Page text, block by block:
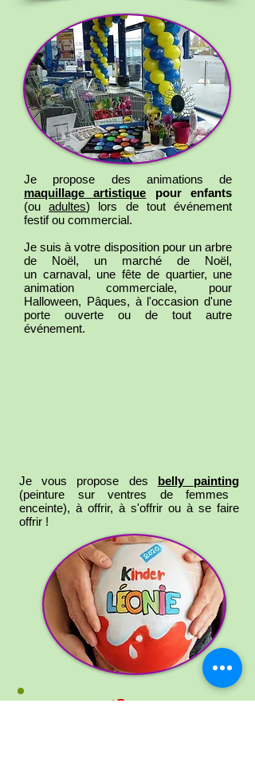
Je propose des animations de
maquillage artistique
pour enfants
(ouadultes) lors de tout événement
festif ou commercial.
Je suis à votre disposition pour un arbre
de Noël, un marché de Noël,
un carnaval, une fête de quartier, une
animation commerciale, pour
Halloween, Pâques, à l'occasion d'une
porte ouverte ou de tout autre
événement.
Je vous propose des belly painting
(peinture sur ventres de femmes
enceinte), à offrir, à s'offrir ou à se faire
offrir !